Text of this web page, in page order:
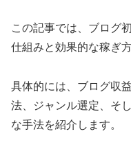
この記事では、ブログ
仕組みと効果的な稼ぎ
具体的には、ブログ収
法、ジャンル選定、そ
な手法を紹介します。